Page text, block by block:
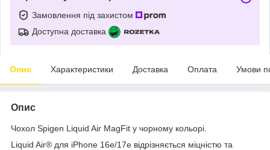
Замовлення під захистом
Доступна доставка
Опис Характеристики Доставка Оплата Умови
Опис
Чохол Spigen Liquid Air MagFit у чорному кольорі.
Liquid Air® для iPhone 16e/17e відрізняється міцністю та